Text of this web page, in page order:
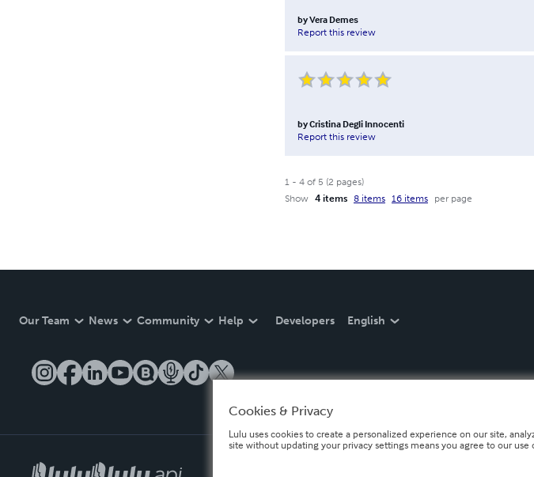
byVera Demes
Report this review
byCristina Degli Innocenti
Report this review
1 - 4 of 5 (2 pages)
Show 4 items 8 items 16 items per page
Our Team News Community Help Developers English
Cookies & Privacy
Lulu uses cookies to create a personalized experience on our site,
site without updating your privacy settings means you agree to our use